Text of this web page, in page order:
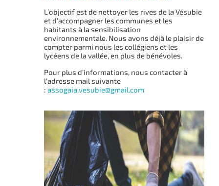
L’objectif est de nettoyer les rives de la Vésubie
et d’accompagner les communes et les
habitants à la sensibilisation
environnementale. Nous avons déjà le plaisir de
compter parmi nous les collégiens et les
lycéens de la vallée, en plus de bénévoles.
Pour plus d’informations, nous contacter à
l’adresse mail suivante
: assogaia.vesubie@gmail.com